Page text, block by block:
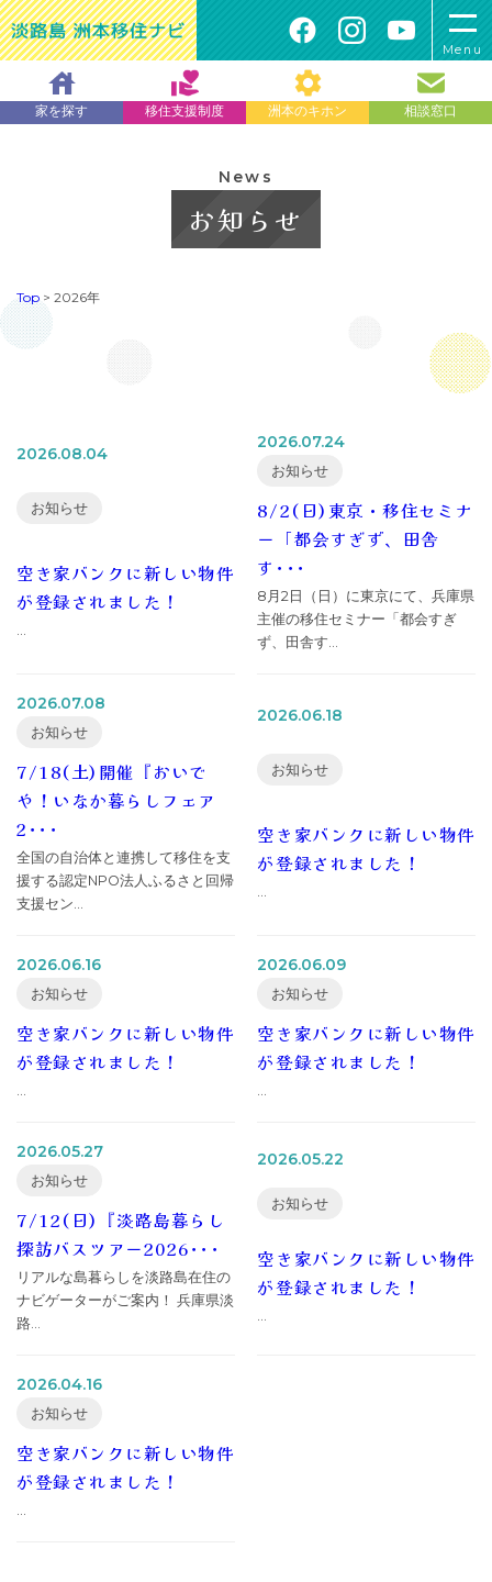
Menu
家を探す 移住支援制度 洲本のキホン 相談窓口
News
お知らせ
Top > 2026年
2026.08.04
お知らせ
空き家バンクに新しい物件
が登録されました！
2026.07.24
お知らせ
8/2(日)東京・移住セミナ
ー「都会すぎず、田舎
す･･･
8月2日（日）に東京にて、兵庫県
主催の移住セミナー「都会すぎ
ず、田舎す...
2026.07.08
お知らせ
7/18(土)開催『おいで
や！いなか暮らしフェア
2･･･
全国の自治体と連携して移住を支
援する認定NPO法人ふるさと回帰
支援セン...
2026.06.18
お知らせ
空き家バンクに新しい物件
が登録されました！
2026.06.16
お知らせ
空き家バンクに新しい物件
が登録されました！
...
2026.06.09
お知らせ
空き家バンクに新しい物件
が登録されました！
...
2026.05.27
お知らせ
7/12(日)『淡路島暮らし
探訪バスツアー2026･･･
リアルな島暮らしを淡路島在住の
ナビゲーターがご案内！ 兵庫県淡
路...
2026.05.22
お知らせ
空き家バンクに新しい物件
が登録されました！
...
2026.04.16
お知らせ
空き家バンクに新しい物件
が登録されました！
...